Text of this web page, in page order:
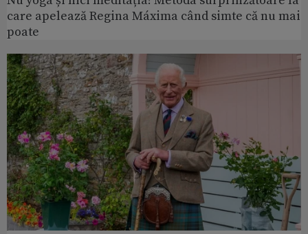
care apelează Regina Máxima când simte că nu mai
poate